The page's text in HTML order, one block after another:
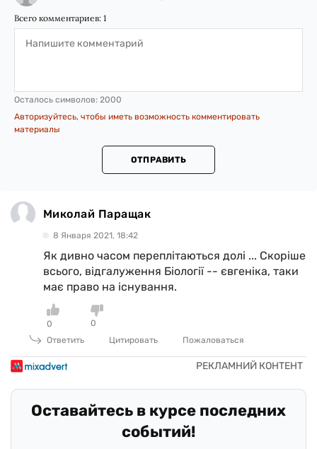
Всего комментариев: 1
Осталось символов: 2000
Авторизуйтесь, чтобы иметь возможность комментировать
материалы
ОТПРАВИТЬ
Миколай Паращак
8 Января 2021, 18:42
Як дивно часом переплітаються долі ... Скоріше
всього, відгалуження Біології -- євгеніка, таки
має право на існування.
0
0
Ответить
Цитировать Пожаловаться
Оставайтесь в курсе последних
событий!